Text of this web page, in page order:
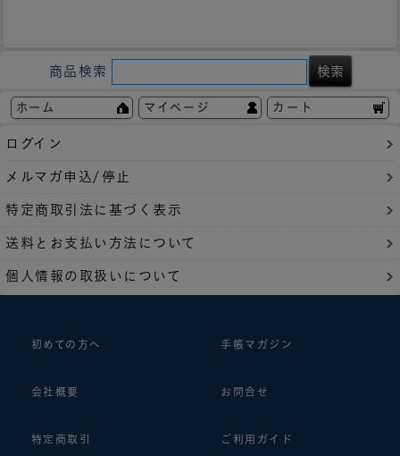
商品検索
ホーム マイページ カート
ログイン
メルマガ申込/停止
特定商取引法に基づく表示
送料とお支払い方法について
個人情報の取扱いについて
初めての方へ 手帳マガジン
会社概要 お問合せ
特定商取引 ご利用ガイド